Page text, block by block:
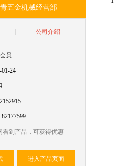
五金机械经营部
公司介绍
员
24
82177599
看到产品，可获得优惠
进入产品页面